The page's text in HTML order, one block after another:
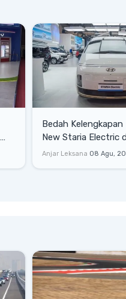
Bedah Kelengkapan
New Staria Electric
yang Dikenalkan di
Anjar Leksana 08 Agu,